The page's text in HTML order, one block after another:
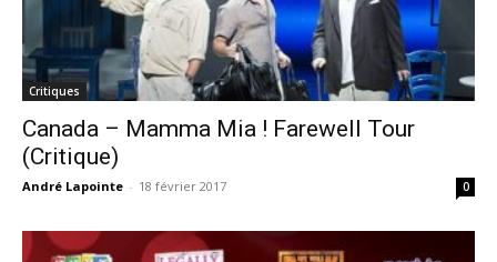
Critiques
Canada – Mamma Mia ! Farewell Tour
(Critique)
André Lapointe - 18 février 2017 0